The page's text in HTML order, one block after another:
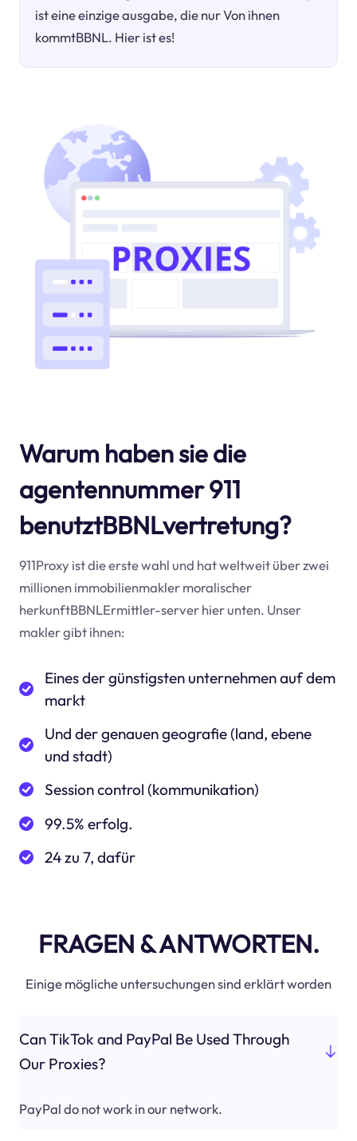
ist eine einzige ausgabe, die nur Von ihnen
kommtBBNL. Hier ist es!
Warum haben sie die
agentennummer 911
benutztBBNLvertretung?
911Proxy ist die erste wahl und hat weltweit über zwei
millionen immobilienmakler moralischer
herkunftBBNLErmittler-server hier unten. Unser
makler gibt ihnen:
Eines der günstigsten unternehmen auf dem
markt
Und der genauen geografie (land, ebene
und stadt)
Session control (kommunikation)
99.5% erfolg.
24 zu 7, dafür
FRAGEN & ANTWORTEN.
Einige mögliche untersuchungen sind erklärt worden
Can TikTok and PayPal Be Used Through
Our Proxies?
PayPal do not work in our network.